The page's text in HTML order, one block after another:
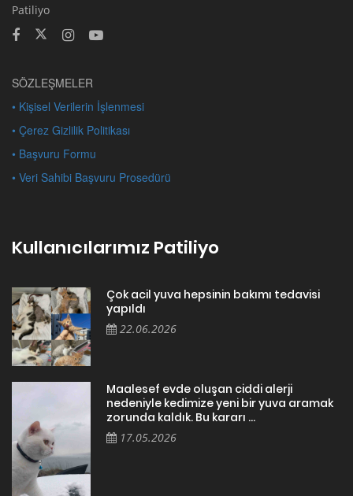
Patiliyo
SÖZLEŞMELER
• Kişisel Verilerin İşlenmesi
• Çerez Gizlilik Politikası
• Başvuru Formu
• Veri Sahibi Başvuru Prosedürü
Kullanıcılarımız Patiliyo
Çok acil yuva hepsinin bakımı tedavisi
yapıldı
22.06.2026
Maalesef evde oluşan ciddi alerji
nedeniyle kedimize yeni bir yuva aramak
zorunda kaldık. Bu kararı ...
17.05.2026